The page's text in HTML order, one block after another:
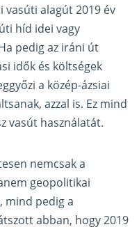
vasúti alagút 2019 év
híd idei vagy
pedig az iráni út
idők és költségek
a közép-ázsiai
azzal is. Ez mind
vasút használatát.
nemcsak a
geopolitikai
mind pedig a
abban, hogy 2019